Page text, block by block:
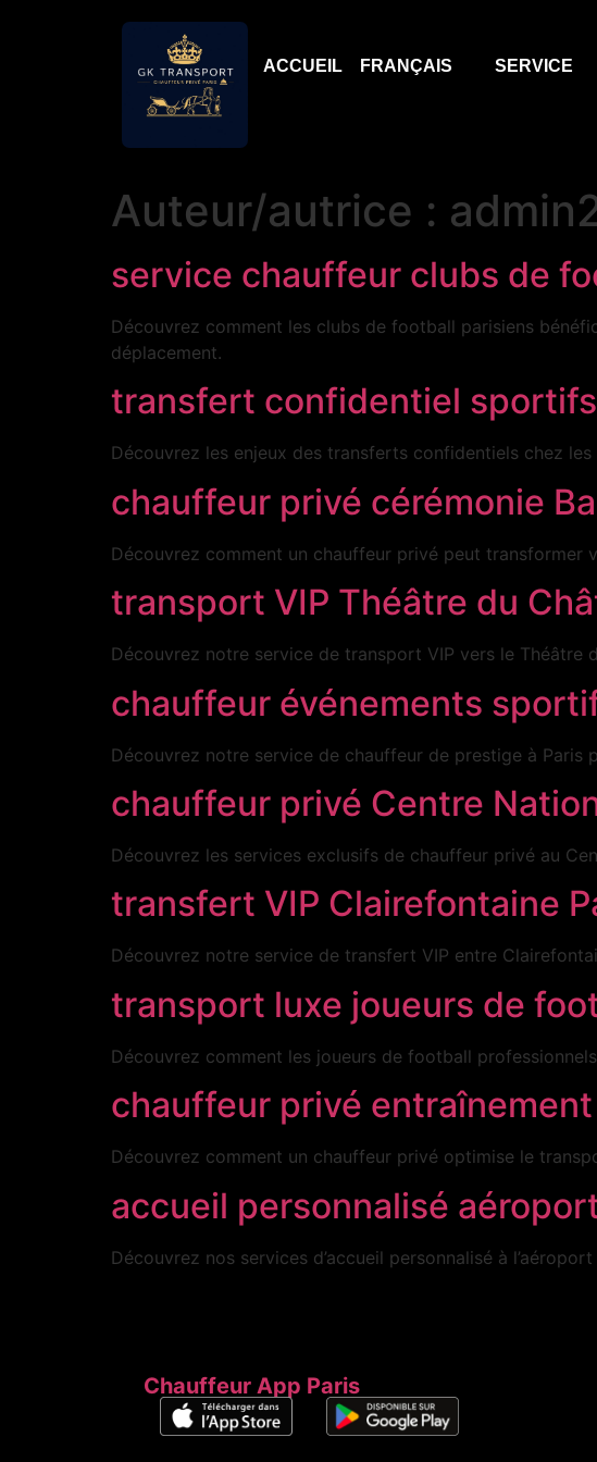
ACCUEIL FRANÇAIS SERVICE
Auteur/autrice :
service chauffeur clubs de
Découvrez comment les clubs de football parisiens
déplacement.
transfert confidentiel
Découvrez les enjeux des transferts confidentiels chez
chauffeur privé cérémonie
Découvrez comment un chauffeur privé peut transformer
transport VIP Théâtre du
Découvrez notre service de transport VIP vers le
chauffeur événements
Découvrez notre service de chauffeur de prestige à Paris
chauffeur privé Centre
Découvrez les services exclusifs de chauffeur privé au
transfert VIP Clairefontaine
Découvrez notre service de transfert VIP entre
transport luxe joueurs de
Découvrez comment les joueurs de football
chauffeur privé
Découvrez comment un chauffeur privé optimise le
accueil personnalisé
Découvrez nos services d’accueil personnalisé à
Chauffeur App Paris